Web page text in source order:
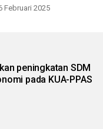
Februari 2025
peningkatan SDM
pada KUA-PPAS